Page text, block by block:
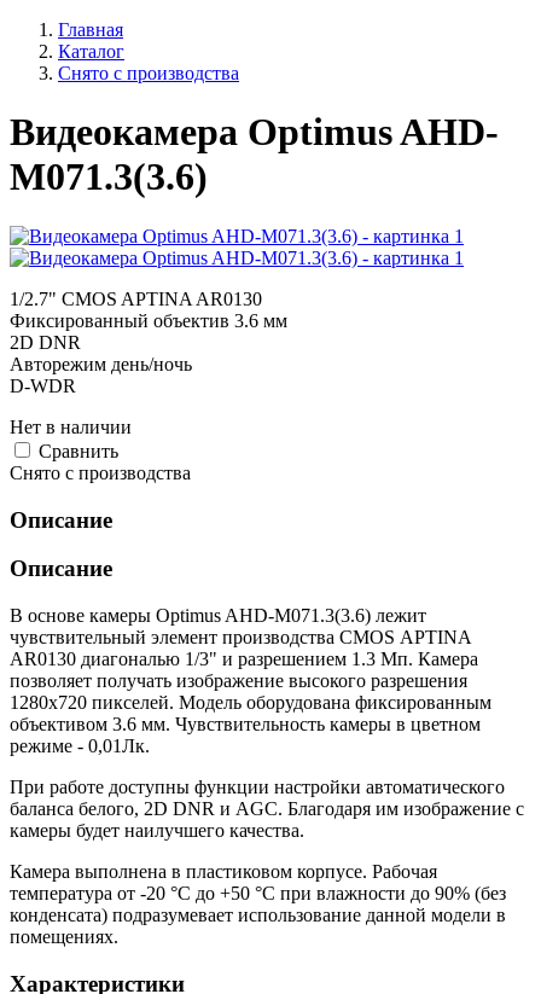
Главная
Каталог
Снято с производства
Видеокамера Optimus AHD-
M071.3(3.6)
1/2.7" CMOS APTINA AR0130
Фиксированный объектив 3.6 мм
2D DNR
Авторежим день/ночь
D-WDR
Нет в наличии
Cравнить
Снято с производства
Описание
Описание
В основе камеры Optimus AHD-M071.3(3.6) лежит
чувствительный элемент производства CMOS APTINA
AR0130 диагональю 1/3" и разрешением 1.3 Мп. Камера
позволяет получать изображение высокого разрешения
1280х720 пикселей. Модель оборудована фиксированным
объективом 3.6 мм. Чувствительность камеры в цветном
режиме - 0,01Лк.
При работе доступны функции настройки автоматического
баланса белого, 2D DNR и AGC. Благодаря им изображение с
камеры будет наилучшего качества.
Камера выполнена в пластиковом корпусе. Рабочая
температура от -20 °С до +50 °С при влажности до 90% (без
конденсата) подразумевает использование данной модели в
помещениях.
Характеристики